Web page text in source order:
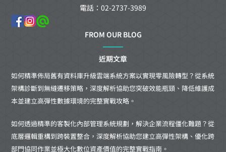
電話：02-2737-3989
FROM OUR BLOG
近期文章
如何精準佈局舊有資料庫升級雲端系統方案以實現零風險轉型？從系統
架構診斷到無縫遷移策略，深度解析協助您突破效能瓶頸、降低維護成
本並建立高彈性數據環境的完整實戰攻略。
如何透過精準的客製化內部管理系統規劃，解決企業流程僵化難題？從
底層邏輯重構到跨裝置整合，深度解析協助您建立高彈性架構、優化跨
部門協同作業並極大化數位資產價值的完整實戰指南。